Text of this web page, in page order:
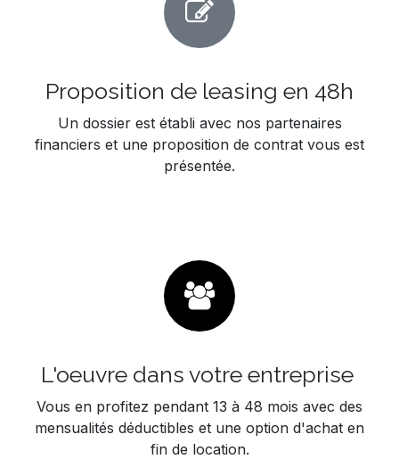
Proposition de leasing en 48h
Un dossier est établi avec nos partenaires
financiers et une proposition de contrat vous est
présentée.
L'oeuvre dans votre entreprise
Vous en profitez pendant 13 à 48 mois avec des
mensualités déductibles et une option d'achat en
fin de location.